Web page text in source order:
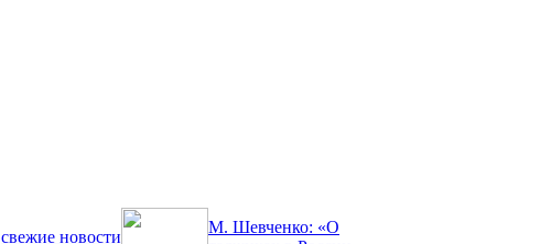
свежие новости
М. Шевченко: «О